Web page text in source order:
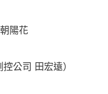
陽花
公司 田宏遠）